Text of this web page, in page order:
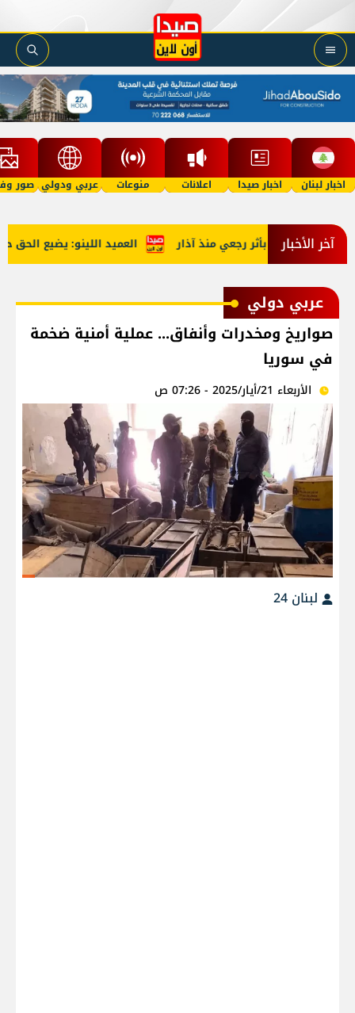
اخبار لبنان اخبار صيدا اعلانات منوعات عربي ودولي صور
آخر الأخبار العميد اللينو: يضيع الحق
عربي دولي
صواريخ ومخدرات وأنفاق... عملية أمنية ضخمة
في سوريا
الأربعاء 21/أيار/2025 - 07:26 ص
لبنان 24